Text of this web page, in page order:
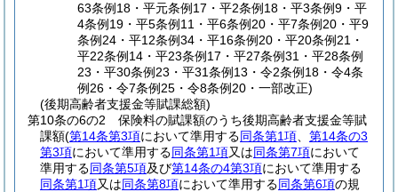
63条例18・平元条例17・平2条例18・平3条例9・平
4条例19・平5条例11・平6条例20・平7条例20・平9
条例24・平12条例34・平16条例20・平20条例21・
平22条例14・平23条例17・平27条例31・平28条例
23・平30条例23・平31条例13・令2条例18・令4条
例26・令7条例25・令8条例20・一部改正)
(後期高齢者支援金等賦課総額)
第10条の6の2
保険料の賦課額のうち後期高齢者支援金等賦
課額(第14条第3項において準用する同条第1項
第14条の3
第3項において準用する同条第1項又は同条第7項において
準用する同条第5項及び第14条の4第3項において準用する
同条第1項又は同条第8項において準用する同条第6項の規